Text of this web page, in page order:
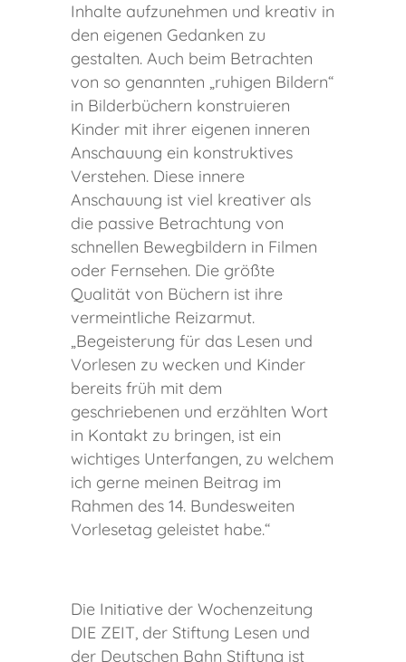
Inhalte aufzunehmen und kreativ in
den eigenen Gedanken zu
gestalten. Auch beim Betrachten
von so genannten „ruhigen Bildern“
in Bilderbüchern konstruieren
Kinder mit ihrer eigenen inneren
Anschauung ein konstruktives
Verstehen. Diese innere
Anschauung ist viel kreativer als
die passive Betrachtung von
schnellen Bewegbildern in Filmen
oder Fernsehen. Die größte
Qualität von Büchern ist ihre
vermeintliche Reizarmut.
„Begeisterung für das Lesen und
Vorlesen zu wecken und Kinder
bereits früh mit dem
geschriebenen und erzählten Wort
in Kontakt zu bringen, ist ein
wichtiges Unterfangen, zu welchem
ich gerne meinen Beitrag im
Rahmen des 14. Bundesweiten
Vorlesetag geleistet habe.“
Die Initiative der Wochenzeitung
DIE ZEIT, der Stiftung Lesen und
der Deutschen Bahn Stiftung ist